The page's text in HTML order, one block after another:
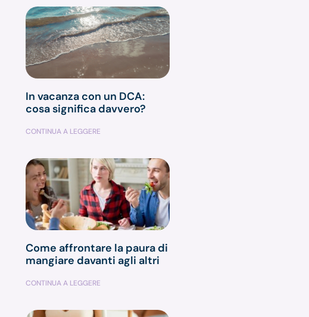
In vacanza con un DCA:
cosa significa davvero?
CONTINUA A LEGGERE
Come affrontare la paura di
mangiare davanti agli altri
CONTINUA A LEGGERE